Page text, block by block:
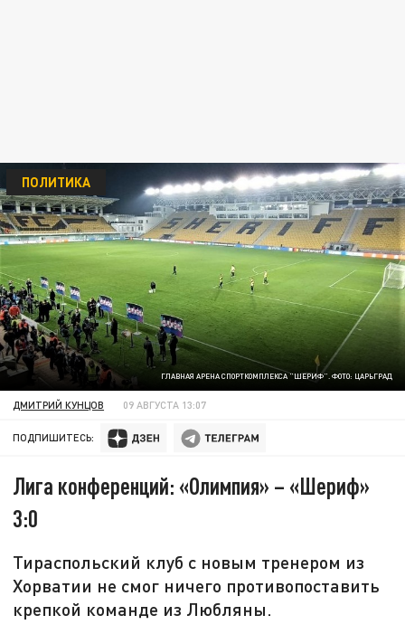
ГЛАВНАЯ АРЕНА СПОРТКОМПЛЕКСА "ШЕРИФ". ФОТО: ЦАРЬГРАД
ПОЛИТИКА
ДМИТРИЙ КУНЦОВ 09 АВГУСТА 13:07
ПОДПИШИТЕСЬ:
Лига конференций: «Олимпия» – «Шериф»
3:0
Тираспольский клуб с новым тренером из
Хорватии не смог ничего противопоставить
крепкой команде из Любляны.